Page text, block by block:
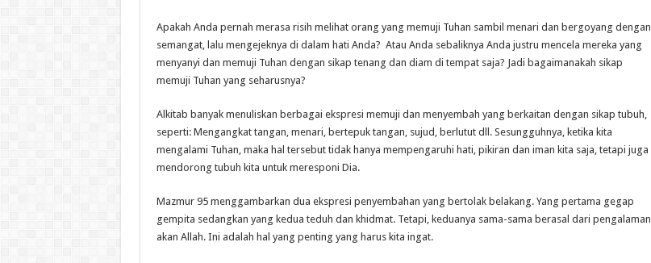
Apakah Anda pernah merasa risih melihat orang yang memuji Tuhan sambil menari dan bergoyang dengan
semangat, lalu mengejeknya di dalam hati Anda? Atau Anda sebaliknya Anda justru mencela mereka yang
menyanyi dan memuji Tuhan dengan sikap tenang dan diam di tempat saja? Jadi bagaimanakah sikap
memuji Tuhan yang seharusnya?
Alkitab banyak menuliskan berbagai ekspresi memuji dan menyembah yang berkaitan dengan sikap tubuh,
seperti: Mengangkat tangan, menari, bertepuk tangan, sujud, berlutut dll. Sesungguhnya, ketika kita
mengalami Tuhan, maka hal tersebut tidak hanya mempengaruhi hati, pikiran dan iman kita saja, tetapi juga
mendorong tubuh kita untuk meresponi Dia.
Mazmur 95 menggambarkan dua ekspresi penyembahan yang bertolak belakang. Yang pertama gegap
gempita sedangkan yang kedua teduh dan khidmat. Tetapi, keduanya sama-sama berasal dari pengalaman
akan Allah. Ini adalah hal yang penting yang harus kita ingat.